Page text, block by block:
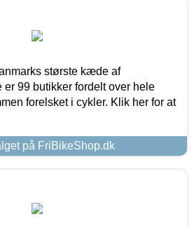
største kæde af
er 99 butikker fordelt over hele
forelsket i cykler. Klik her for at
på FriBikeShop.dk